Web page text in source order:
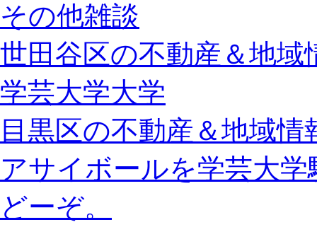
その他雑談
世田谷区の不動産＆地域
学芸大学大学
目黒区の不動産＆地域情
アサイボールを学芸大
どーぞ。